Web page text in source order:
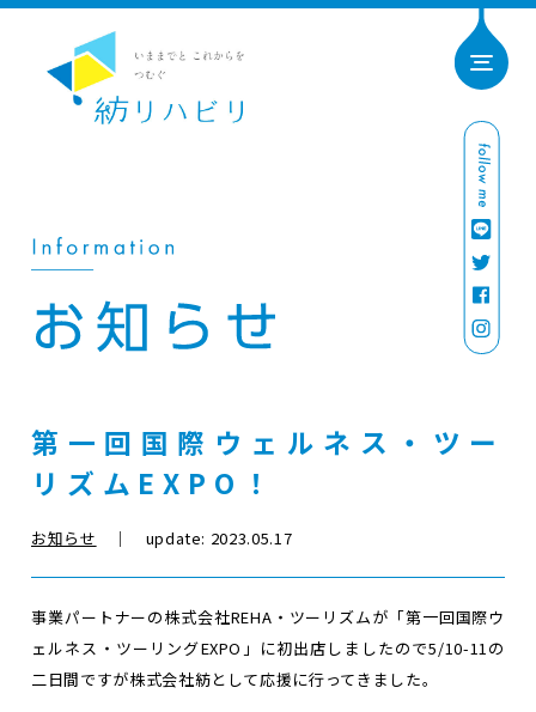
第一回国際ウェルネス・ツー
リズムEXPO！
お知らせ ｜ update: 2023.05.17
事業パートナーの株式会社REHA・ツーリズムが「第一回国際ウ
ェルネス・ツーリングEXPO」に初出店しましたので5/10-11の
二日間ですが株式会社紡として応援に行ってきました。